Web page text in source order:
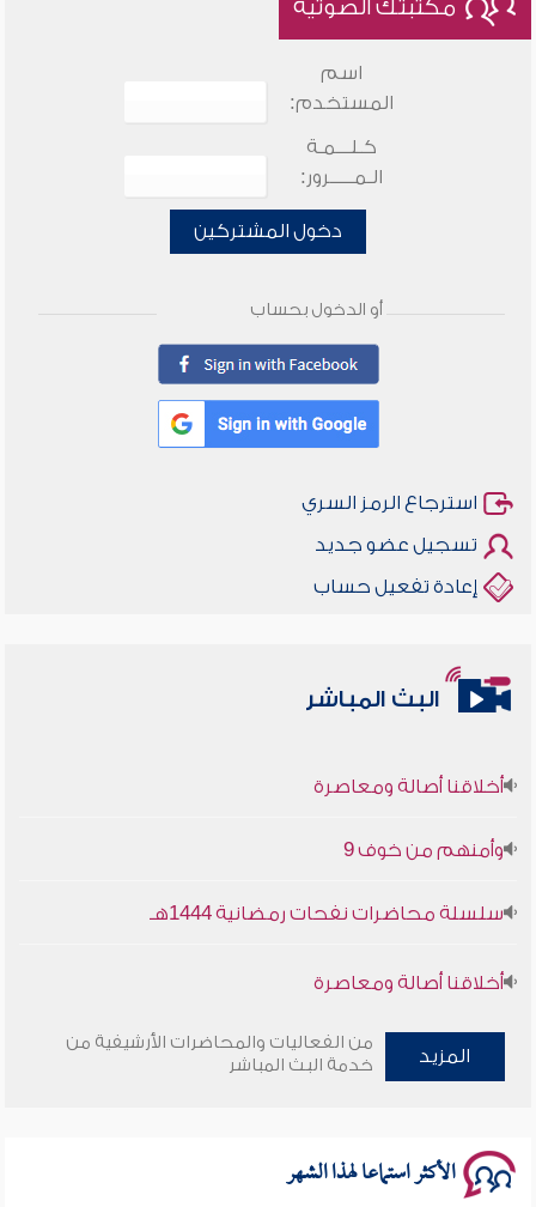
مكتبتك الصوتية
اسم
المستخدم:
كـلـــمـة
الـمـــــرور:
دخول المشتركين
أو الدخول بحساب
استرجاع الرمز السري
تسجيل عضو جديد
إعادة تفعيل حساب
البث المباشر
أخلاقنا أصالة ومعاصرة
وأمنهم من خوف 9
أخلاقنا أصالة ومعاصرة
وأمنهم من خوف 9
المزيد
من الفعاليات والمحاضرات الأرشيفية من
خدمة البث المباشر
الأكثر استماعا لهذا الشهر